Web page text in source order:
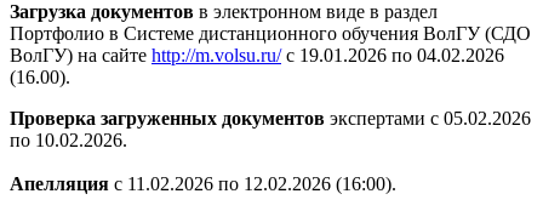
Загрузка документов в электронном виде в раздел
Портфолио в Системе дистанционного обучения ВолГУ (СДО
ВолГУ) на сайте http://m.volsu.ru/с 19.01.2026 по 04.02.2026
(16.00).
Проверка загруженных документов экспертами с 05.02.2026
по 10.02.2026.
Апелляция с 11.02.2026 по 12.02.2026 (16:00).